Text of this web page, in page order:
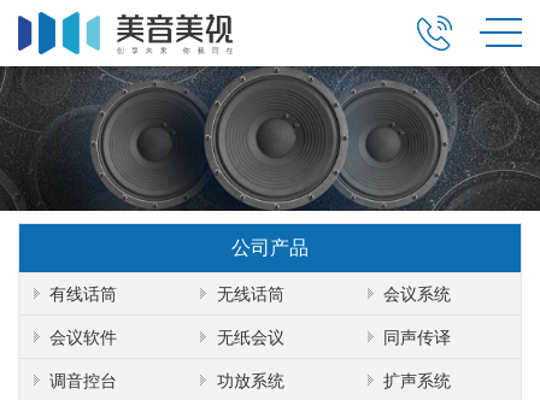
公司产品
有线话筒 无线话筒 会议系统
会议软件 无纸会议 同声传译
调音控台 功放系统 扩声系统